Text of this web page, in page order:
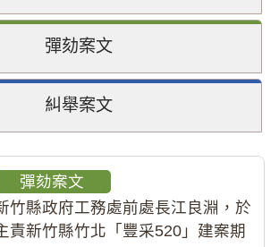
彈劾案文
糾舉案文
彈劾案文
竹縣政府工務處前處長江良淵，於
責新竹縣竹北「豐采520」建案期